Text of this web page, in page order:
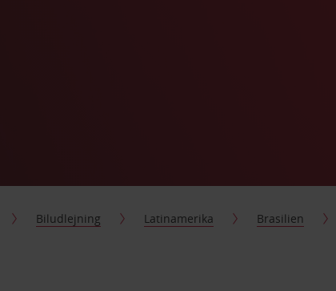
Biludlejning Latinamerika Brasilien